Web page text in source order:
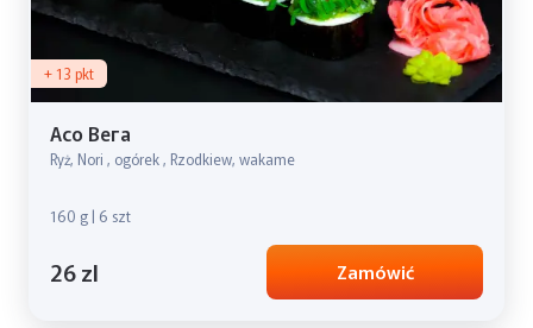
+ 13 pkt
Асо Вега
Ryż, Nori , ogórek , Rzodkiew, wakame
160 g | 6 szt
26 zl Zamówić